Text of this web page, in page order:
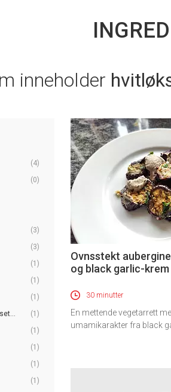
inneholder
(4)
(0)
(3)
(3)
(1)
(1)
(1)
(1)
(1)
(1)
(1)
(1)
Ovnsstekt
og black garlic-krem
30 minutter
En mettende vegetarrett
umamikarakter fra black